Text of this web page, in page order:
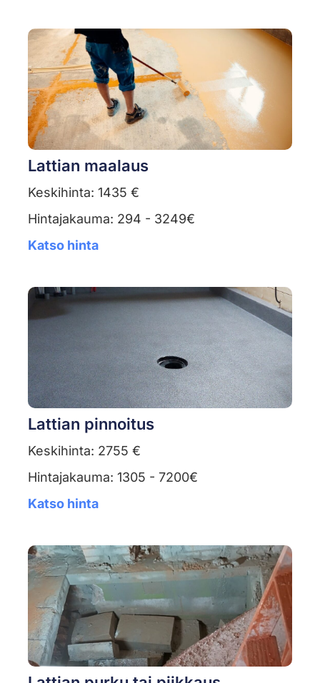
Lattian maalaus
Keskihinta: 1435 €
Hintajakauma: 294 - 3249€
Katso hinta
Lattian pinnoitus
Keskihinta: 2755 €
Hintajakauma: 1305 - 7200€
Katso hinta